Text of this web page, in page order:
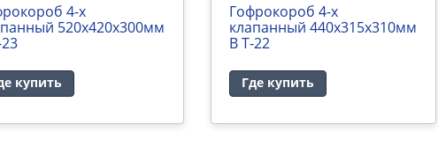
4-х
520х420х300мм
купить
Гофрокороб 4-х
клапанный 440х315х310мм
В Т-22
Где купить